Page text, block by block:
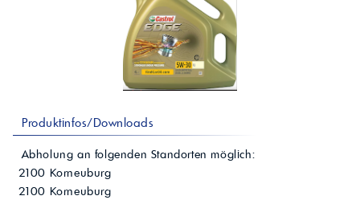
Produktinfos/Downloads
Abholung an folgenden Standorten möglich:
2100 Korneuburg
2100 Korneuburg